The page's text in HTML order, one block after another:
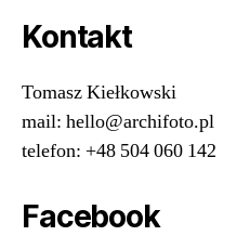
Kontakt
Tomasz Kiełkowski
mail: hello@archifoto.pl
telefon: +48 504 060 142
Facebook